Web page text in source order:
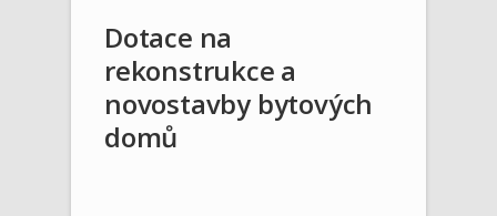
Dotace na
rekonstrukce a
novostavby bytových
domů